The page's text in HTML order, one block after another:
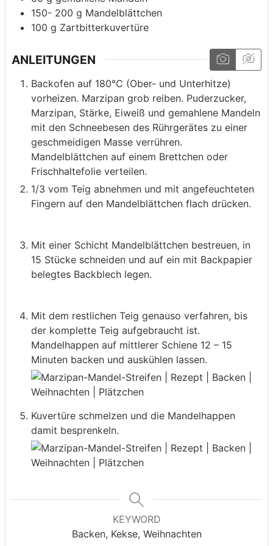
150- 200 g Mandelblättchen
100 g Zartbitterkuvertüre
ANLEITUNGEN
Backofen auf 180°C (Ober- und Unterhitze)
vorheizen. Marzipan grob reiben. Puderzucker,
Marzipan, Stärke, Eiweiß und gemahlene Mandeln
mit den Schneebesen des Rührgerätes zu einer
geschmeidigen Masse verrühren.
Mandelblättchen auf einem Brettchen oder
Frischhaltefolie verteilen.
1/3 vom Teig abnehmen und mit angefeuchteten
Fingern auf den Mandelblättchen flach drücken.
Mit einer Schicht Mandelblättchen bestreuen, in
15 Stücke schneiden und auf ein mit Backpapier
belegtes Backblech legen.
Mit dem restlichen Teig genauso verfahren, bis
der komplette Teig aufgebraucht ist.
Mandelhappen auf mittlerer Schiene 12 – 15
Minuten backen und auskühlen lassen.
Kuvertüre schmelzen und die Mandelhappen
damit besprenkeln.
KEYWORD
Backen, Kekse, Weihnachten